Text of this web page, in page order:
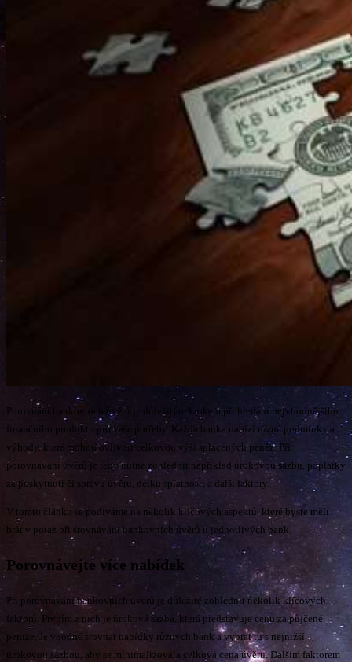
Porovnání bankovních úvěrů je důležitým krokem při hledání nejvhodnějšího
finančního produktu pro vaše potřeby. Každá banka nabízí různé podmínky a
výhody, které mohou ovlivnit celkovou výši splácených peněz. Při
porovnávání úvěrů je tedy nutné zohlednit například úrokovou sazbu, poplatky
za poskytnutí či správu úvěru, délku splatnosti a další faktory.
V tomto článku se podíváme na několik klíčových aspektů, které byste měli
brát v potaz při srovnávání bankovních úvěrů u jednotlivých bank.
Porovnávejte více nabídek
Při porovnávání bankovních úvěrů je důležité zohlednit několik klíčových
faktorů. Prvním z nich je úroková sazba, která představuje cenu za půjčené
peníze. Je vhodné srovnat nabídky různých bank a vybrat tu s nejnižší
úrokovou sazbou, aby se minimalizovala celková cena úvěru. Dalším faktorem